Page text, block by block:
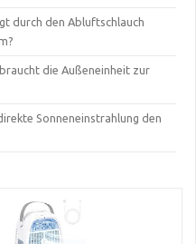
durch den Abluftschlauch
die Außeneinheit zur
Sonneneinstrahlung den